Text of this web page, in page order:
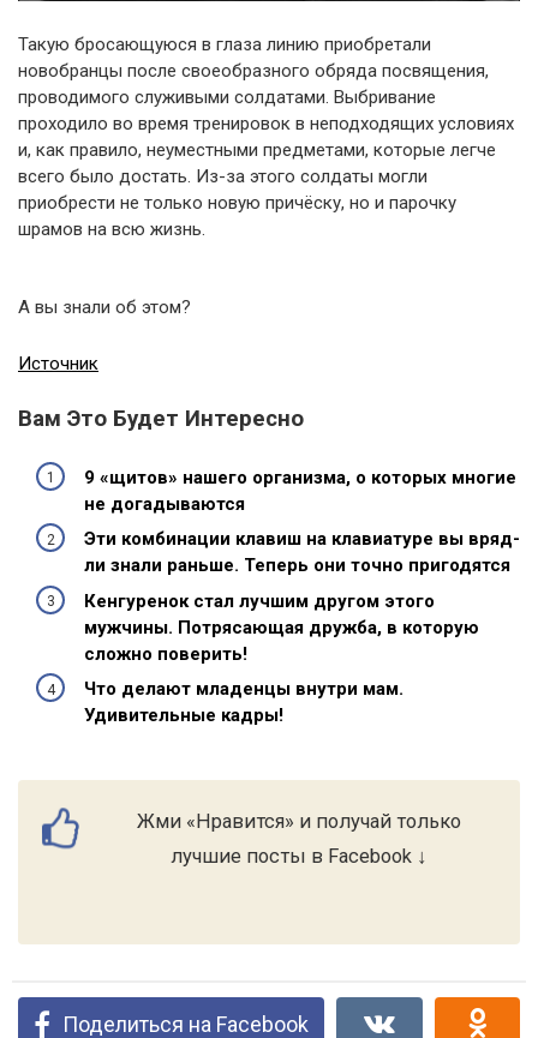
Такую бросающуюся в глаза линию приобретали
новобранцы после своеобразного обряда посвящения,
проводимого служивыми солдатами. Выбривание
проходило во время тренировок в неподходящих условиях
и, как правило, неуместными предметами, которые легче
всего было достать. Из-за этого солдаты могли
приобрести не только новую причёску, но и парочку
шрамов на всю жизнь.
А вы знали об этом?
Источник
Вам Это Будет Интересно
9 «щитов» нашего организма, о которых многие
не догадываются
Эти комбинации клавиш на клавиатуре вы вряд-
ли знали раньше. Теперь они точно пригодятся
Кенгуренок стал лучшим другом этого
мужчины. Потрясающая дружба, в которую
сложно поверить!
Что делают младенцы внутри мам.
Удивительные кадры!
Жми «Нравится» и получай только
лучшие посты в Facebook ↓
Поделиться на Facebook